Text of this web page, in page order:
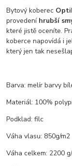
Bytový koberec
provedení hrubší
které jistě oceníte.
koberce napovídá i
který jen tak
Barva: melír barvy
Materiál: 100%
Podklad: filc
Váha vlasu: 850g/m2
Váha celkem: 2200